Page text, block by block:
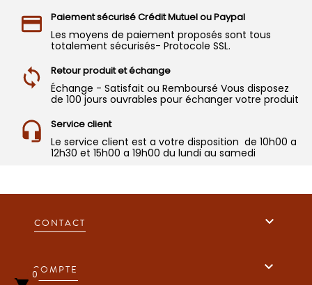
Paiement sécurisé Crédit Mutuel ou Paypal
Les moyens de paiement proposés sont tous
totalement sécurisés- Protocole SSL.
Retour produit et échange
Échange - Satisfait ou Remboursé Vous disposez
de 100 jours ouvrables pour échanger votre produit
Service client
Le service client est a votre disposition de 10h00 a
12h30 et 15h00 a 19h00 du lundi au samedi
CONTACT 
COMPTE

0